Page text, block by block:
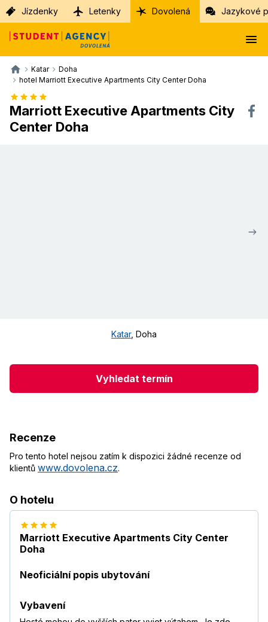
Jízdenky Letenky Dovolená Jazykové
Katar
Doha
hotel Marriott Executive Apartments City Center Doha
Marriott Executive Apartments City
Center Doha
Katar, Doha
Vyhledat termín
Recenze
Pro tento hotel nejsou zatím k dispozici žádné recenze od
klientů www.dovolena.cz.
O hotelu
Marriott Executive Apartments City Center
Doha
Neoficiální popis ubytování
Vybavení